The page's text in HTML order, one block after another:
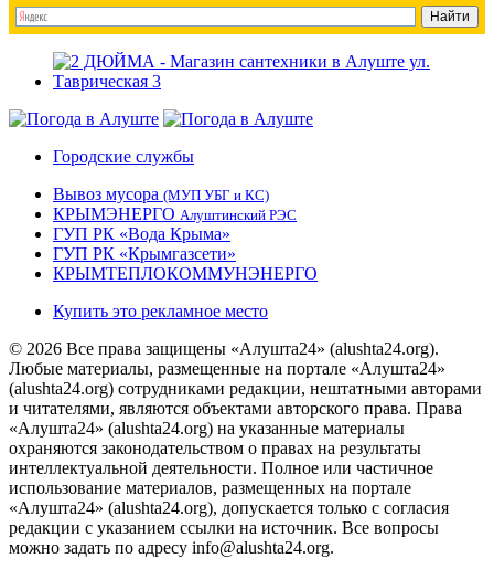
Городские службы
Вывоз мусора (МУП УБГ и КС)
КРЫМЭНЕРГО Алуштинский РЭС
ГУП РК «Вода Крыма»
ГУП РК «Крымгазсети»
КРЫМТЕПЛОКОММУНЭНЕРГО
Купить это рекламное место
© 2026 Все права защищены «Алушта24» (alushta24.org).
Любые материалы, размещенные на портале «Алушта24»
(alushta24.org) сотрудниками редакции, нештатными авторами
и читателями, являются объектами авторского права. Права
«Алушта24» (alushta24.org) на указанные материалы
охраняются законодательством о правах на результаты
интеллектуальной деятельности. Полное или частичное
использование материалов, размещенных на портале
«Алушта24» (alushta24.org), допускается только с согласия
редакции с указанием ссылки на источник. Все вопросы
можно задать по адресу info@alushta24.org.